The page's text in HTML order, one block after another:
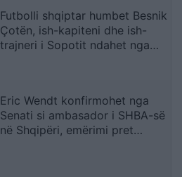
Futbolli shqiptar humbet Besnik
Çotën, ish-kapiteni dhe ish-
trajneri i Sopotit ndahet nga
Eric Wendt konfirmohet nga
Senati si ambasador i SHBA-së
në Shqipëri, emërimi pret